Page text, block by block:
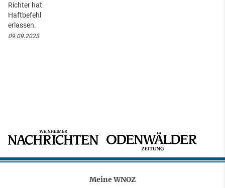
Richter hat
Haftbefehl
erlassen.
09.09.2023
Meine WNOZ